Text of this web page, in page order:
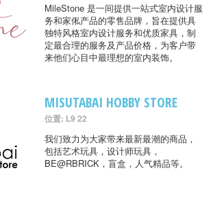
MileStone 是一间提供一站式室内设计服
务和家俬产品的零售品牌，旨在提供具
独特风格室内设计服务和优质家具，制
定最合理的服务及产品价格，为客户带
来他们心目中最理想的室内装饰。
MISUTABAI HOBBY STORE
位置: L9 22
我们致力为大家带来最新最潮的商品，
包括艺术玩具，设计师玩具，
BE@RBRICK，盲盒，人气精品等。